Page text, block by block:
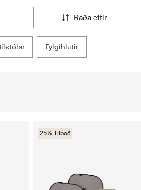
raða eftir
bílstólar fylgihlutir
25% Tilboð